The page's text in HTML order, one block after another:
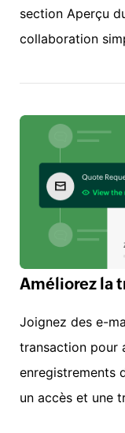
section Aperçu
collaboration
Améliorez la
Joignez des e-
transaction pour
enregistrements
un accès et une